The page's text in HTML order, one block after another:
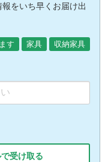
をいち早くお届け出
す 家具
収納家具
受け取る